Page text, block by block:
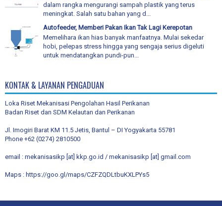
dalam rangka mengurangi sampah plastik yang terus
meningkat. Salah satu bahan yang d...
Autofeeder, Memberi Pakan Ikan Tak Lagi Kerepotan
Memelihara ikan hias banyak manfaatnya. Mulai sekedar
hobi, pelepas stress hingga yang sengaja serius digeluti
untuk mendatangkan pundi-pun...
KONTAK & LAYANAN PENGADUAN
Loka Riset Mekanisasi Pengolahan Hasil Perikanan
Badan Riset dan SDM Kelautan dan Perikanan
Jl. Imogiri Barat KM 11.5 Jetis, Bantul – DI Yogyakarta 55781
Phone +62 (0274) 2810500
email : mekanisasikp [at] kkp.go.id / mekanisasikp [at] gmail.com
Maps : https://goo.gl/maps/CZFZQDLtbuKXLPYs5